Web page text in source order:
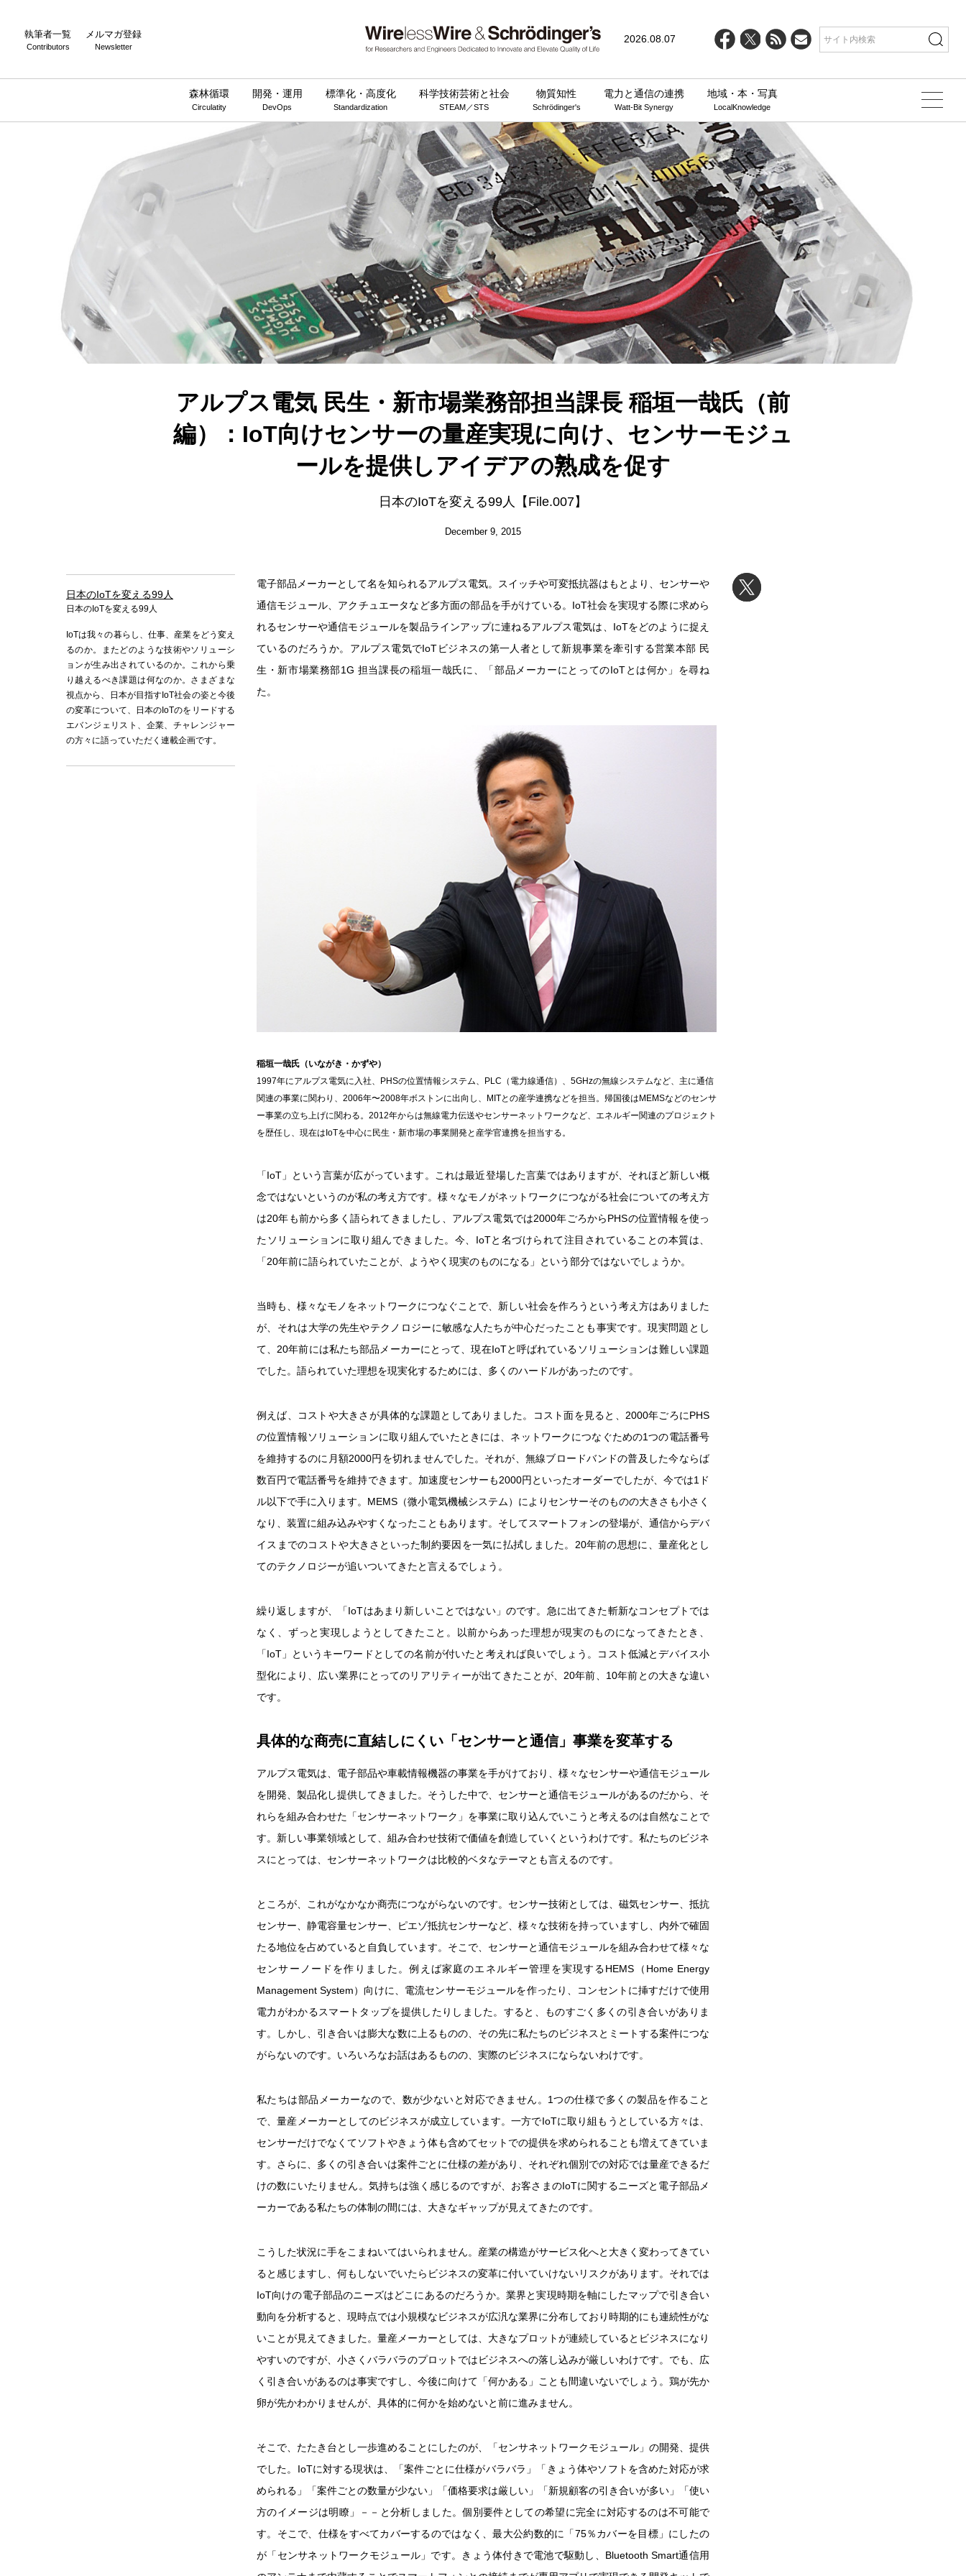
執筆者一覧
Contributors
メルマガ登録
Newsletter
2026.08.07
森林循環
Circulatity
開発・運用
DevOps
標準化・高度化
Standardization
科学技術芸術と社会
STEAM／STS
物質知性
Schrödinger's
電力と通信の連携
Watt-Bit Synergy
地域・本・写真
LocalKnowledge
アルプス電気 民生・新市場業務部担当課長 稲垣一哉氏（前
編）：IoT向けセンサーの量産実現に向け、センサーモジュ
ールを提供しアイデアの熟成を促す
日本のIoTを変える99人【File.007】
December 9, 2015
日本のIoTを変える99人
日本のIoTを変える99人
IoTは我々の暮らし、仕事、産業をどう変え
るのか。またどのような技術やソリューシ
ョンが生み出されているのか。これから乗
り越えるべき課題は何なのか。さまざまな
視点から、日本が目指すIoT社会の姿と今後
の変革について、日本のIoTのをリードする
エバンジェリスト、企業、チャレンジャー
の方々に語っていただく連載企画です。
電子部品メーカーとして名を知られるアルプス電気。スイッチや可変抵抗器はもとより、センサーや
通信モジュール、アクチュエータなど多方面の部品を手がけている。IoT社会を実現する際に求めら
れるセンサーや通信モジュールを製品ラインアップに連ねるアルプス電気は、IoTをどのように捉え
ているのだろうか。アルプス電気でIoTビジネスの第一人者として新規事業を牽引する営業本部 民
生・新市場業務部1G 担当課長の稲垣一哉氏に、「部品メーカーにとってのIoTとは何か」を尋ね
た。
稲垣一哉氏（いながき・かずや）
1997年にアルプス電気に入社、PHSの位置情報システム、PLC（電力線通信）、5GHzの無線システムなど、主に通信
関連の事業に関わり、2006年〜2008年ボストンに出向し、MITとの産学連携などを担当。帰国後はMEMSなどのセンサ
ー事業の立ち上げに関わる。2012年からは無線電力伝送やセンサーネットワークなど、エネルギー関連のプロジェクト
を歴任し、現在はIoTを中心に民生・新市場の事業開発と産学官連携を担当する。
「IoT」という言葉が広がっています。これは最近登場した言葉ではありますが、それほど新しい概
念ではないというのが私の考え方です。様々なモノがネットワークにつながる社会についての考え方
は20年も前から多く語られてきましたし、アルプス電気では2000年ごろからPHSの位置情報を使っ
たソリューションに取り組んできました。今、IoTと名づけられて注目されていることの本質は、
「20年前に語られていたことが、ようやく現実のものになる」という部分ではないでしょうか。
当時も、様々なモノをネットワークにつなぐことで、新しい社会を作ろうという考え方はありました
が、それは大学の先生やテクノロジーに敏感な人たちが中心だったことも事実です。現実問題とし
て、20年前には私たち部品メーカーにとって、現在IoTと呼ばれているソリューションは難しい課題
でした。語られていた理想を現実化するためには、多くのハードルがあったのです。
例えば、コストや大きさが具体的な課題としてありました。コスト面を見ると、2000年ごろにPHS
の位置情報ソリューションに取り組んでいたときには、ネットワークにつなぐための1つの電話番号
を維持するのに月額2000円を切れませんでした。それが、無線ブロードバンドの普及した今ならば
数百円で電話番号を維持できます。加速度センサーも2000円といったオーダーでしたが、今では1ド
ル以下で手に入ります。MEMS（微小電気機械システム）によりセンサーそのものの大きさも小さく
なり、装置に組み込みやすくなったこともあります。そしてスマートフォンの登場が、通信からデバ
イスまでのコストや大きさといった制約要因を一気に払拭しました。20年前の思想に、量産化とし
てのテクノロジーが追いついてきたと言えるでしょう。
繰り返しますが、「IoTはあまり新しいことではない」のです。急に出てきた斬新なコンセプトでは
なく、ずっと実現しようとしてきたこと。以前からあった理想が現実のものになってきたとき、
「IoT」というキーワードとしての名前が付いたと考えれば良いでしょう。コスト低減とデバイス小
型化により、広い業界にとってのリアリティーが出てきたことが、20年前、10年前との大きな違い
です。
具体的な商売に直結しにくい「センサーと通信」事業を変革する
アルプス電気は、電子部品や車載情報機器の事業を手がけており、様々なセンサーや通信モジュール
を開発、製品化し提供してきました。そうした中で、センサーと通信モジュールがあるのだから、そ
れらを組み合わせた「センサーネットワーク」を事業に取り込んでいこうと考えるのは自然なことで
す。新しい事業領域として、組み合わせ技術で価値を創造していくというわけです。私たちのビジネ
スにとっては、センサーネットワークは比較的ベタなテーマとも言えるのです。
ところが、これがなかなか商売につながらないのです。センサー技術としては、磁気センサー、抵抗
センサー、静電容量センサー、ピエゾ抵抗センサーなど、様々な技術を持っていますし、内外で確固
たる地位を占めていると自負しています。そこで、センサーと通信モジュールを組み合わせて様々な
センサーノードを作りました。例えば家庭のエネルギー管理を実現するHEMS（Home Energy
Management System）向けに、電流センサーモジュールを作ったり、コンセントに挿すだけで使用
電力がわかるスマートタップを提供したりしました。すると、ものすごく多くの引き合いがありま
す。しかし、引き合いは膨大な数に上るものの、その先に私たちのビジネスとミートする案件につな
がらないのです。いろいろなお話はあるものの、実際のビジネスにならないわけです。
私たちは部品メーカーなので、数が少ないと対応できません。1つの仕様で多くの製品を作ること
で、量産メーカーとしてのビジネスが成立しています。一方でIoTに取り組もうとしている方々は、
センサーだけでなくてソフトやきょう体も含めてセットでの提供を求められることも増えてきていま
す。さらに、多くの引き合いは案件ごとに仕様の差があり、それぞれ個別での対応では量産できるだ
けの数にいたりません。気持ちは強く感じるのですが、お客さまのIoTに関するニーズと電子部品メ
ーカーである私たちの体制の間には、大きなギャップが見えてきたのです。
こうした状況に手をこまねいてはいられません。産業の構造がサービス化へと大きく変わってきてい
ると感じますし、何もしないでいたらビジネスの変革に付いていけないリスクがあります。それでは
IoT向けの電子部品のニーズはどこにあるのだろうか。業界と実現時期を軸にしたマップで引き合い
動向を分析すると、現時点では小規模なビジネスが広汎な業界に分布しており時期的にも連続性がな
いことが見えてきました。量産メーカーとしては、大きなプロットが連続しているとビジネスになり
やすいのですが、小さくバラバラのプロットではビジネスへの落し込みが厳しいわけです。でも、広
く引き合いがあるのは事実ですし、今後に向けて「何かある」ことも間違いないでしょう。鶏が先か
卵が先かわかりませんが、具体的に何かを始めないと前に進みません。
そこで、たたき台とし一歩進めることにしたのが、「センサネットワークモジュール」の開発、提供
でした。IoTに対する現状は、「案件ごとに仕様がバラバラ」「きょう体やソフトを含めた対応が求
められる」「案件ごとの数量が少ない」「価格要求は厳しい」「新規顧客の引き合いが多い」「使い
方のイメージは明瞭」－－と分析しました。個別要件としての希望に完全に対応するのは不可能で
す。そこで、仕様をすべてカバーするのではなく、最大公約数的に「75％カバーを目標」にしたの
が「センサネットワークモジュール」です。きょう体付きで電池で駆動し、Bluetooth Smart通信用